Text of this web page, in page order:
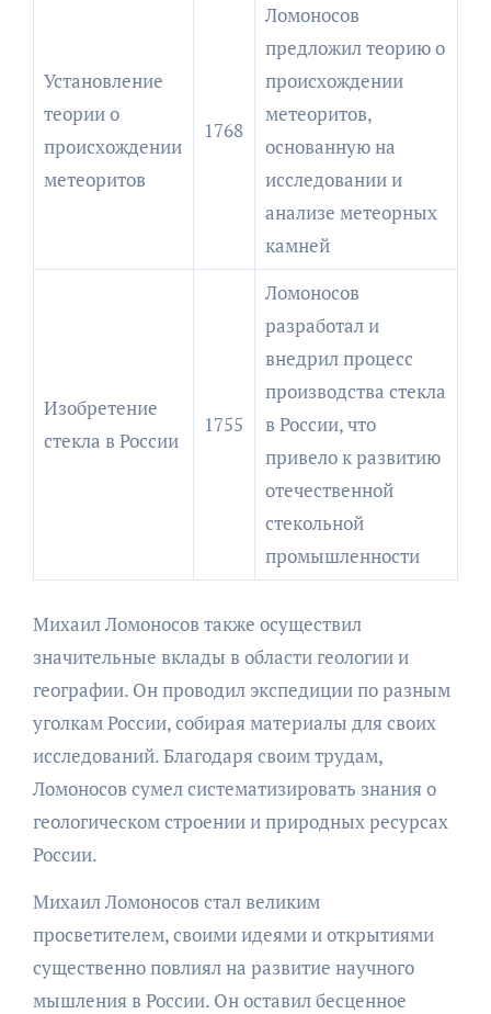
Установление
теории о
происхождении
метеоритов
1768
Ломоносов
предложил теорию о
происхождении
метеоритов,
основанную на
исследовании и
анализе метеорных
камней
Изобретение
стекла в России
1755
Ломоносов
разработал и
внедрил процесс
производства стекла
в России, что
привело к развитию
отечественной
стекольной
промышленности
Михаил Ломоносов также осуществил
значительные вклады в области геологии и
географии. Он проводил экспедиции по разным
уголкам России, собирая материалы для своих
исследований. Благодаря своим трудам,
Ломоносов сумел систематизировать знания о
геологическом строении и природных ресурсах
России.
Михаил Ломоносов стал великим
просветителем, своими идеями и открытиями
существенно повлиял на развитие научного
мышления в России. Он оставил бесценное